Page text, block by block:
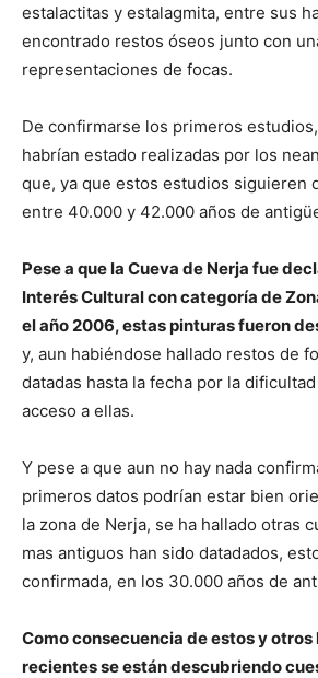
estalactitas y estalagmita, entre sus
encontrado restos óseos junto con
representaciones de focas.
De confirmarse los primeros
habrían estado realizadas por los
que, ya que estos estudios siguieren
entre 40.000 y 42.000 años de
Pese a que la Cueva de Nerja fue
Interés Cultural con categoría de
el año 2006, estas pinturas fueron
y, aun habiéndose hallado restos de
datadas hasta la fecha por la
acceso a ellas.
Y pese a que aun no hay nada
primeros datos podrían estar bien
la zona de Nerja, se ha hallado otras
mas antiguos han sido datadados,
confirmada, en los 30.000 años de
Como consecuencia de estos y
recientes se están descubriendo